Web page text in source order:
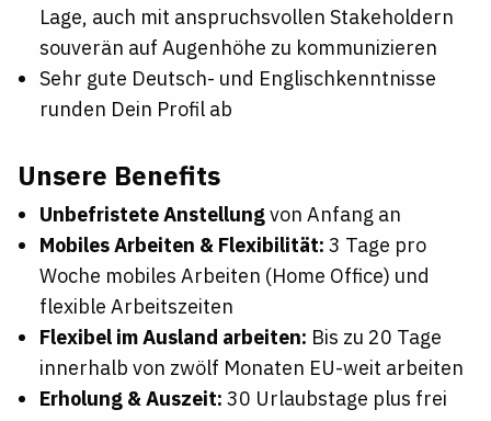
Lage, auch mit anspruchsvollen Stakeholdern
souverän auf Augenhöhe zu kommunizieren
Sehr gute Deutsch- und Englischkenntnisse
runden Dein Profil ab
Unsere Benefits
Unbefristete Anstellung von Anfang an
Mobiles Arbeiten & Flexibilität: 3 Tage pro
Woche mobiles Arbeiten (Home Office) und
flexible Arbeitszeiten
Flexibel im Ausland arbeiten: Bis zu 20 Tage
innerhalb von zwölf Monaten EU-weit arbeiten
Erholung & Auszeit: 30 Urlaubstage plus frei